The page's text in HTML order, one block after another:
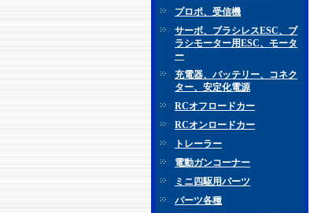
プロポ、受信機
サーボ、ブラシレスESC、ブ
ラシモーター用ESC、モータ
ー
充電器、バッテリー、コネク
ター、安定化電源
RCオフロードカー
RCオンロードカー
トレーラー
電動ガンコーナー
ミニ四駆用パーツ
パーツ各種